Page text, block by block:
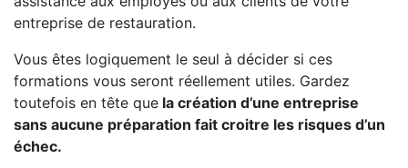
entreprise de restauration.
Vous êtes logiquement le seul à décider si ces
formations vous seront réellement utiles. Gardez
toutefois en tête que la création d’une entreprise
sans aucune préparation fait croitre les risques d’un
échec.